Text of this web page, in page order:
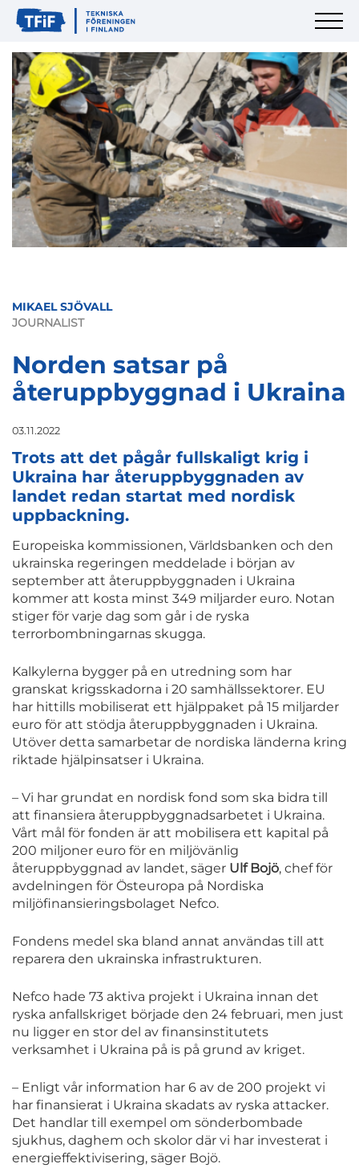
MIKAEL SJÖVALL
JOURNALIST
Norden satsar på
återuppbyggnad i Ukraina
03.11.2022
Trots att det pågår fullskaligt krig i
Ukraina har återuppbyggnaden av
landet redan startat med nordisk
uppbackning.
Europeiska kommissionen, Världsbanken och den
ukrainska regeringen meddelade i början av
september att återuppbyggnaden i Ukraina
kommer att kosta minst 349 miljarder euro. Notan
stiger för varje dag som går i de ryska
terrorbombningarnas skugga.
Kalkylerna bygger på en utredning som har
granskat krigsskadorna i 20 samhällssektorer. EU
har hittills mobiliserat ett hjälppaket på 15 miljarder
euro för att stödja återuppbyggnaden i Ukraina.
Utöver detta samarbetar de nordiska länderna kring
riktade hjälpinsatser i Ukraina.
– Vi har grundat en nordisk fond som ska bidra till
att finansiera återuppbyggnadsarbetet i Ukraina.
Vårt mål för fonden är att mobilisera ett kapital på
200 miljoner euro för en miljövänlig
återuppbyggnad av landet, säger Ulf Bojö, chef för
avdelningen för Östeuropa på Nordiska
miljöfinansieringsbolaget Nefco.
Fondens medel ska bland annat användas till att
reparera den ukrainska infrastrukturen.
Nefco hade 73 aktiva projekt i Ukraina innan det
ryska anfallskriget började den 24 februari, men just
nu ligger en stor del av finansinstitutets
verksamhet i Ukraina på is på grund av kriget.
– Enligt vår information har 6 av de 200 projekt vi
har finansierat i Ukraina skadats av ryska attacker.
Det handlar till exempel om sönderbombade
sjukhus, daghem och skolor där vi har investerat i
energieffektivisering, säger Bojö.